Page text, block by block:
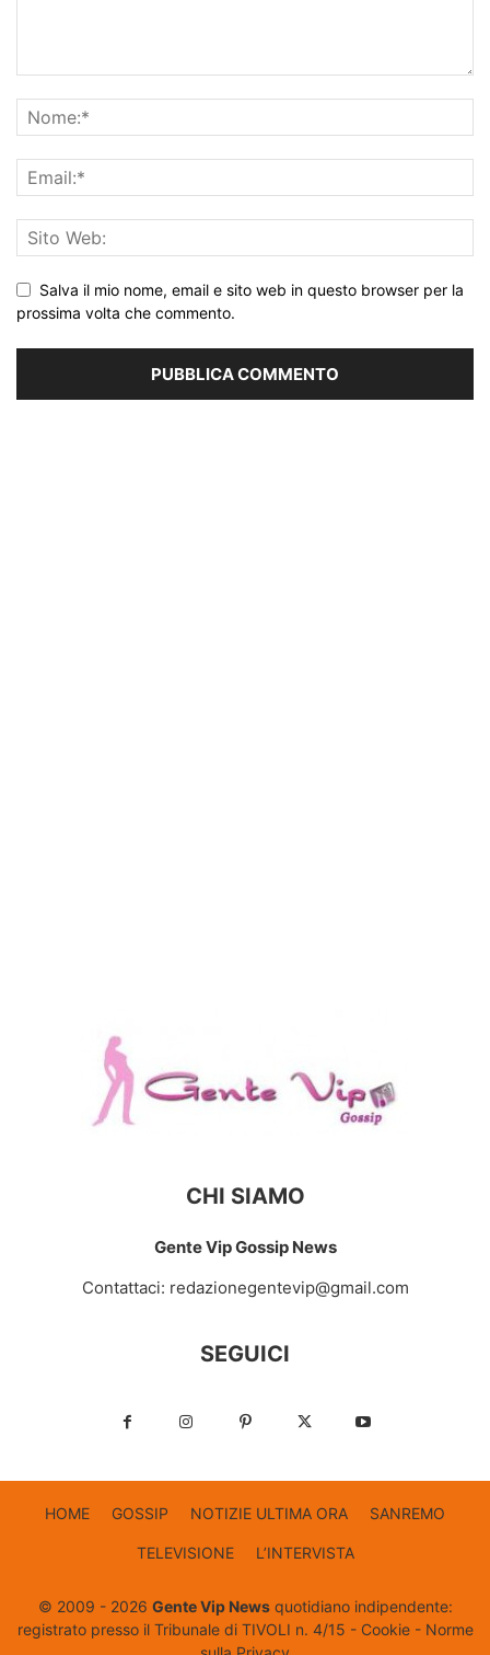
Salva il mio nome, email e sito web in questo browser per la
prossima volta che commento.
CHI SIAMO
Gente Vip Gossip News
Contattaci: redazionegentevip@gmail.com
SEGUICI
HOME GOSSIP NOTIZIE ULTIMA ORA SANREMO
TELEVISIONE L’INTERVISTA
© 2009 - 2026 Gente Vip Newsquotidiano indipendente:
registrato presso il Tribunale di TIVOLI n. 4/15 - Cookie- Norme